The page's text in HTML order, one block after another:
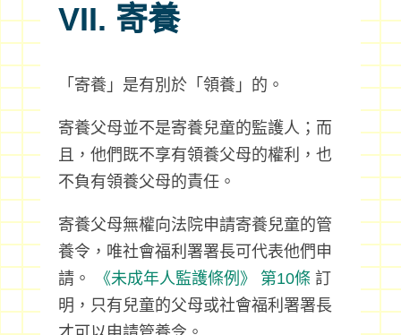
VII. 寄養
「寄養」是有別於「領養」的。
寄養父母並不是寄養兒童的監護人；而
且，他們既不享有領養父母的權利，也
不負有領養父母的責任。
寄養父母無權向法院申請寄養兒童的管
養令，唯社會福利署署長可代表他們申
請。
《未成年人監護條例》 第10條 訂
明，只有兒童的父母或社會福利署署長